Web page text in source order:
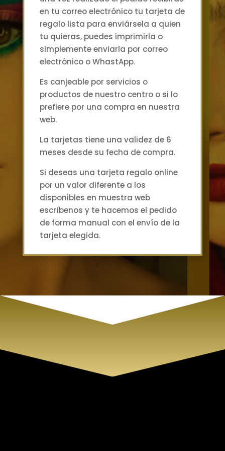
en tu correo electrónico tu tarjeta de
regalo lista para enviársela a quien
tu quieras, puedes imprimirla o
simplemente enviarla por correo
electrónico o WhastApp.
Es canjeable por servicios o
productos de nuestro centro o si lo
prefiere por una compra en nuestra
web.
La tarjetas tiene una validez de 6
meses desde su fecha de compra.
Si deseas una tarjeta regalo online
por un valor diferente a los
disponibles en muestra web
escríbenos y te hacemos el pedido
de forma manual con el envío de la
tarjeta elegida.